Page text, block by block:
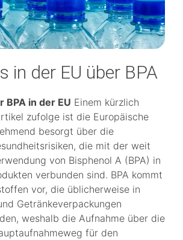
in der EU über BPA
BPA in der EU Einem kürzlich
zufolge ist die Europäische
besorgt über die
die mit der weit
von Bisphenol A (BPA) in
verbunden sind. BPA kommt
vor, die üblicherweise in
Getränkeverpackungen
weshalb die Aufnahme über die
für den